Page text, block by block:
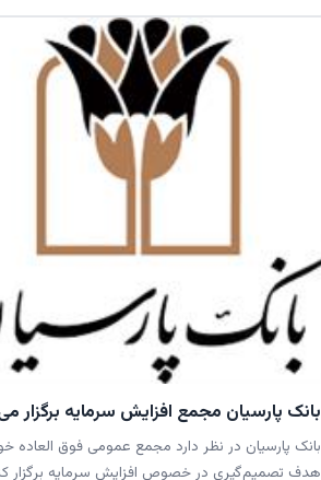
بانک پارسیان مجمع افزایش سرمایه برگزار
بانک پارسیان در نظر دارد مجمع عمومی فوق العاده
هدف تصمیم‌گیری در خصوص افزایش سرمایه برگزار